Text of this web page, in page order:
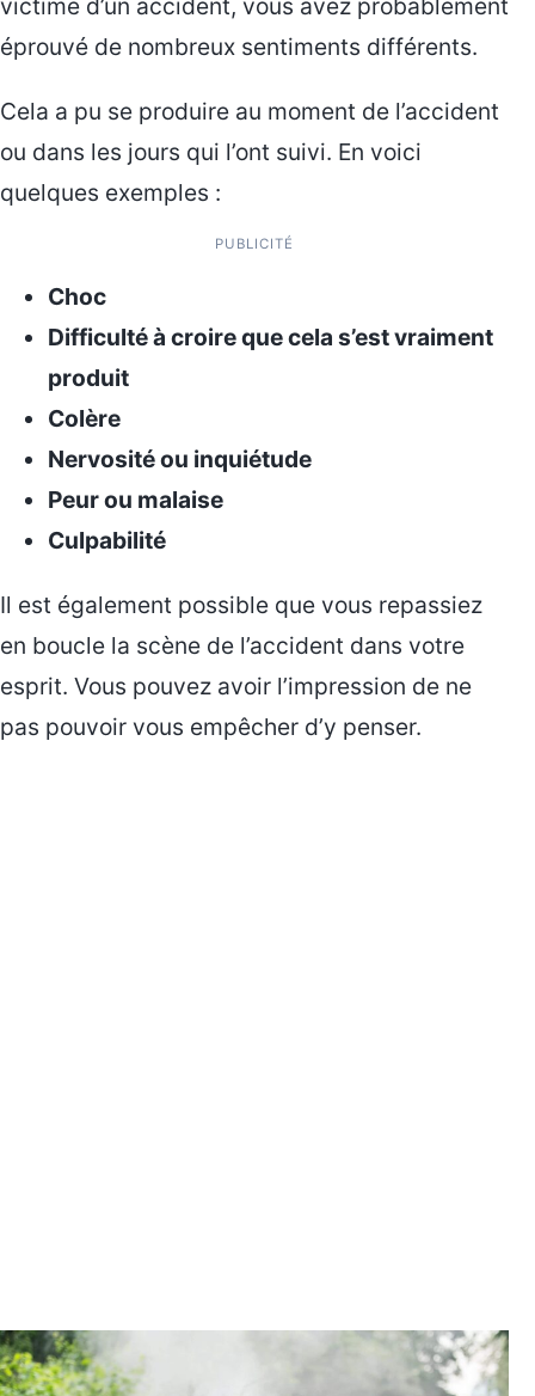
éprouvé de nombreux sentiments différents.
Cela a pu se produire au moment de l’accident
ou dans les jours qui l’ont suivi. En voici
quelques exemples :
PUBLICITÉ
Choc
Difficulté à croire que cela s’est vraiment
produit
Colère
Nervosité ou inquiétude
Peur ou malaise
Culpabilité
Il est également possible que vous repassiez
en boucle la scène de l’accident dans votre
esprit. Vous pouvez avoir l’impression de ne
pas pouvoir vous empêcher d’y penser.